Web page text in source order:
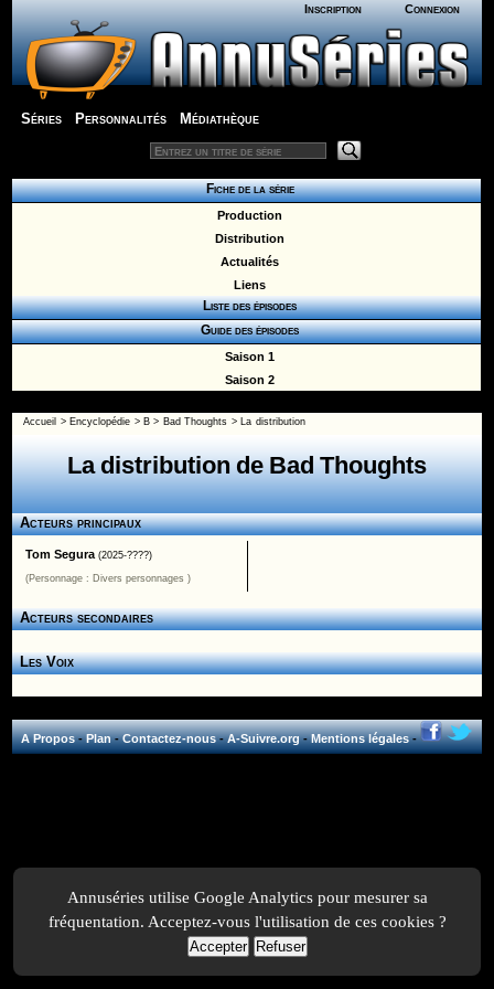
Inscription Connexion
Séries Personnalités Médiathèque
Fiche de la série
Production
Distribution
Actualités
Liens
Liste des épisodes
Guide des épisodes
Saison 1
Saison 2
Accueil > Encyclopédie > B > Bad Thoughts > La distribution
La distribution de Bad Thoughts
Acteurs principaux
Tom Segura (2025-????)
(Personnage : Divers personnages )
Acteurs secondaires
Les Voix
A Propos-Plan-Contactez-nous-A-Suivre.org-Mentions légales-
Annuséries utilise Google Analytics pour mesurer sa
fréquentation. Acceptez-vous l'utilisation de ces cookies ?
Accepter Refuser